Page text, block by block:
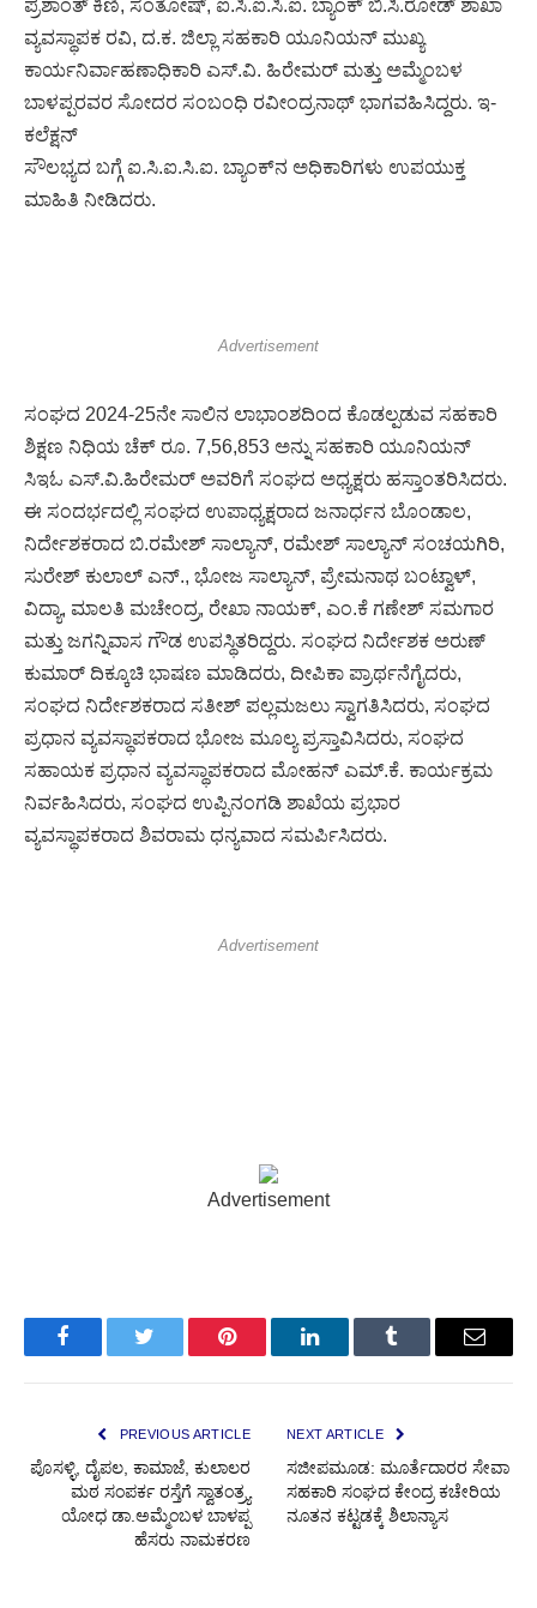
ಪ್ರಶಾಂತ್ ಕಿಣಿ, ಸಂತೋಷ್, ಐ.ಸಿ.ಐ.ಸಿ.ಐ. ಬ್ಯಾಂಕ್ ಬಿ.ಸಿ.ರೋಡ್ ಶಾಖಾ
ವ್ಯವಸ್ಥಾಪಕ ರವಿ, ದ.ಕ. ಜಿಲ್ಲಾ ಸಹಕಾರಿ ಯೂನಿಯನ್ ಮುಖ್ಯ
ಕಾರ್ಯನಿರ್ವಾಹಣಾಧಿಕಾರಿ ಎಸ್‌.ವಿ. ಹಿರೇಮರ್ ಮತ್ತು ಅಮ್ಮೆಂಬಳ
ಬಾಳಪ್ಪರವರ ಸೋದರ ಸಂಬಂಧಿ ರವೀಂದ್ರನಾಥ್ ಭಾಗವಹಿಸಿದ್ದರು. ಇ-
ಕಲೆಕ್ಷನ್
ಸೌಲಭ್ಯದ ಬಗ್ಗೆ ಐ.ಸಿ.ಐ.ಸಿ.ಐ. ಬ್ಯಾಂಕ್‌ನ ಅಧಿಕಾರಿಗಳು ಉಪಯುಕ್ತ
ಮಾಹಿತಿ ನೀಡಿದರು.
Advertisement
ಸಂಘದ 2024-25ನೇ ಸಾಲಿನ ಲಾಭಾಂಶದಿಂದ ಕೊಡಲ್ಪಡುವ ಸಹಕಾರಿ
ಶಿಕ್ಷಣ ನಿಧಿಯ ಚೆಕ್ ರೂ. 7,56,853 ಅನ್ನು ಸಹಕಾರಿ ಯೂನಿಯನ್
ಸಿಇಓ ಎಸ್.ವಿ.ಹಿರೇಮರ್ ಅವರಿಗೆ ಸಂಘದ ಅಧ್ಯಕ್ಷರು ಹಸ್ತಾಂತರಿಸಿದರು.
ಈ ಸಂದರ್ಭದಲ್ಲಿ ಸಂಘದ ಉಪಾಧ್ಯಕ್ಷರಾದ ಜನಾರ್ಧನ ಬೊಂಡಾಲ,
ನಿರ್ದೇಶಕರಾದ ಬಿ.ರಮೇಶ್ ಸಾಲ್ಯಾನ್, ರಮೇಶ್ ಸಾಲ್ಯಾನ್ ಸಂಚಯಗಿರಿ,
ಸುರೇಶ್ ಕುಲಾಲ್ ಎನ್., ಭೋಜ ಸಾಲ್ಯಾನ್, ಪ್ರೇಮನಾಥ ಬಂಟ್ವಾಳ್,
ವಿದ್ಯಾ, ಮಾಲತಿ ಮಚೇಂದ್ರ, ರೇಖಾ ನಾಯಕ್, ಎಂ.ಕೆ ಗಣೇಶ್‌ ಸಮಗಾರ
ಮತ್ತು ಜಗನ್ನಿವಾಸ ಗೌಡ ಉಪಸ್ಥಿತರಿದ್ದರು. ಸಂಘದ ನಿರ್ದೇಶಕ ಅರುಣ್
ಕುಮಾ‌ರ್ ದಿಕ್ಕೂಚಿ ಭಾಷಣ ಮಾಡಿದರು, ದೀಪಿಕಾ ಪ್ರಾರ್ಥನೆಗೈದರು,
ಸಂಘದ ನಿರ್ದೇಶಕರಾದ ಸತೀಶ್ ಪಲ್ಲಮಜಲು ಸ್ವಾಗತಿಸಿದರು, ಸಂಘದ
ಪ್ರಧಾನ ವ್ಯವಸ್ಥಾಪಕರಾದ ಭೋಜ ಮೂಲ್ಯ ಪ್ರಸ್ತಾವಿಸಿದರು, ಸಂಘದ
ಸಹಾಯಕ ಪ್ರಧಾನ ವ್ಯವಸ್ಥಾಪಕರಾದ ಮೋಹನ್ ಎಮ್.ಕೆ. ಕಾರ್ಯಕ್ರಮ
ನಿರ್ವಹಿಸಿದರು, ಸಂಘದ ಉಪ್ಪಿನಂಗಡಿ ಶಾಖೆಯ ಪ್ರಭಾರ
ವ್ಯವಸ್ಥಾಪಕರಾದ ಶಿವರಾಮ ಧನ್ಯವಾದ ಸಮರ್ಪಿಸಿದರು.
Advertisement
Advertisement
FacebookTwitter PinterestLinkedInTumblr Email
PREVIOUS ARTICLE
ಪೊಸಳ್ಳಿ, ದೈಪಲ, ಕಾಮಾಜೆ, ಕುಲಾಲರ
ಮಠ ಸಂಪರ್ಕ ರಸ್ತೆಗೆ ಸ್ವಾತಂತ್ರ್ಯ
ಯೋಧ ಡಾ.‌ಅಮ್ಮೆಂಬಳ ಬಾಳಪ್ಪ
ಹೆಸರು ನಾಮಕರಣ
NEXT ARTICLE
ಸಜೀಪಮೂಡ: ಮೂರ್ತೆದಾರರ ಸೇವಾ
ಸಹಕಾರಿ ಸಂಘದ ಕೇಂದ್ರ ಕಚೇರಿಯ
ನೂತನ ಕಟ್ಟಡಕ್ಕೆ ಶಿಲಾನ್ಯಾಸ